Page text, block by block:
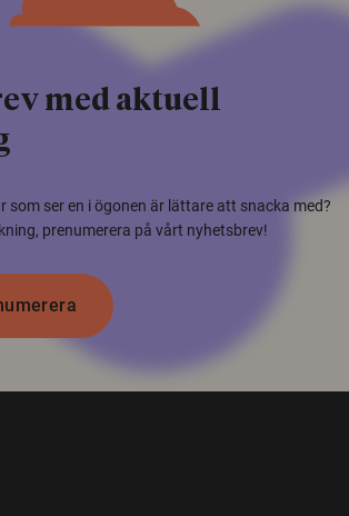
med aktuell
som ser en i ögonen är lättare att snacka med?
prenumerera på vårt nyhetsbrev!